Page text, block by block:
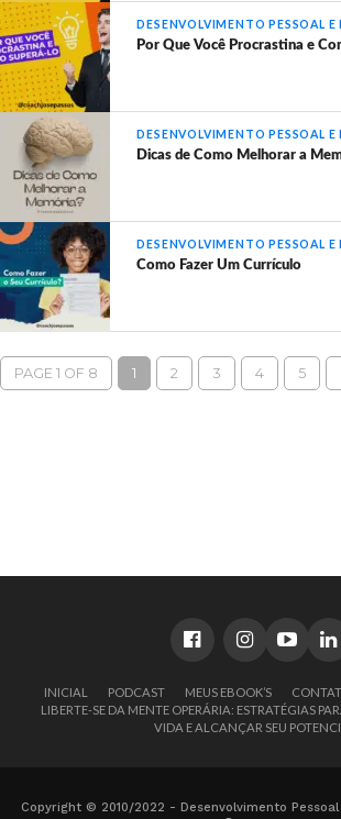
DESENVOLVIMENTO PESSOAL E
Por Que Você Procrastina e
DESENVOLVIMENTO PESSOAL E
Dicas de Como Melhorar a
DESENVOLVIMENTO PESSOAL E
Como Fazer Um Currículo
PAGE 1 OF 8 1 2 3 4 5
INICIAL PODCAST MEUS EBOOK’S
LIBERTE-SE DA MENTE OPERÁRIA: ESTRATÉGIAS
VIDA E ALCANÇAR SEU
Copyright © 2010/2022 - Desenvolvimento